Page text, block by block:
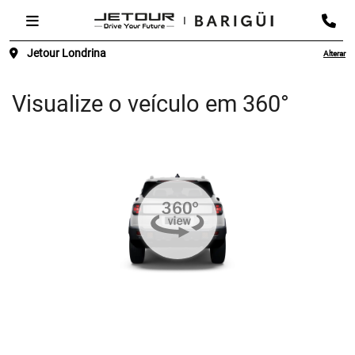
Jetour Londrina Alterar
Visualize o veículo em 360°